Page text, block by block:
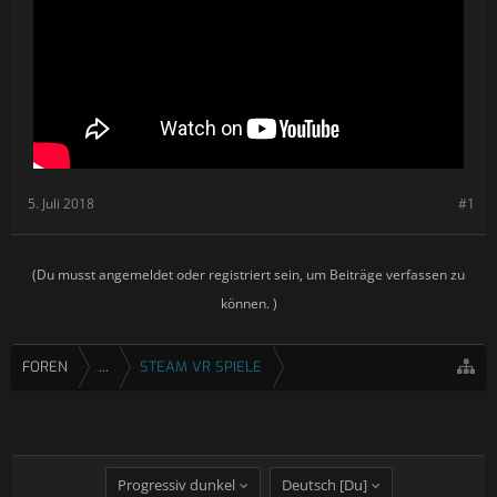
#1
5. Juli 2018
(Du musst angemeldet oder registriert sein, um Beiträge verfassen zu
können. )
FOREN ... STEAM VR SPIELE
Progressiv dunkel Deutsch [Du]